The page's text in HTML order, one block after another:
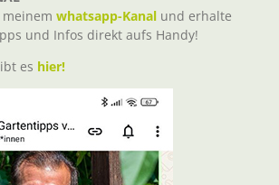
whatsapp-Kanal und erhalte
und Infos direkt aufs Handy!
es hier!